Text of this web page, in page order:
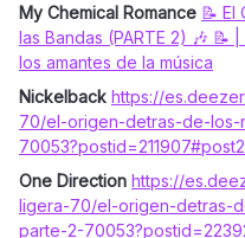
My Chemical Romance 📝 El
las Bandas (PARTE 2) 🎶 📝
los amantes de la música
Nickelback https://
70/el-origen-detras-de-
One Direction https://
ligera-70/el-origen-detras-
parte-2-